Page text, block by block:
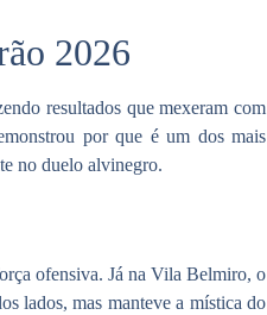
2026
resultados que mexeram com
por que é um dos mais
no duelo alvinegro.
ofensiva. Já na Vila Belmiro, o
lados, mas manteve a mística do